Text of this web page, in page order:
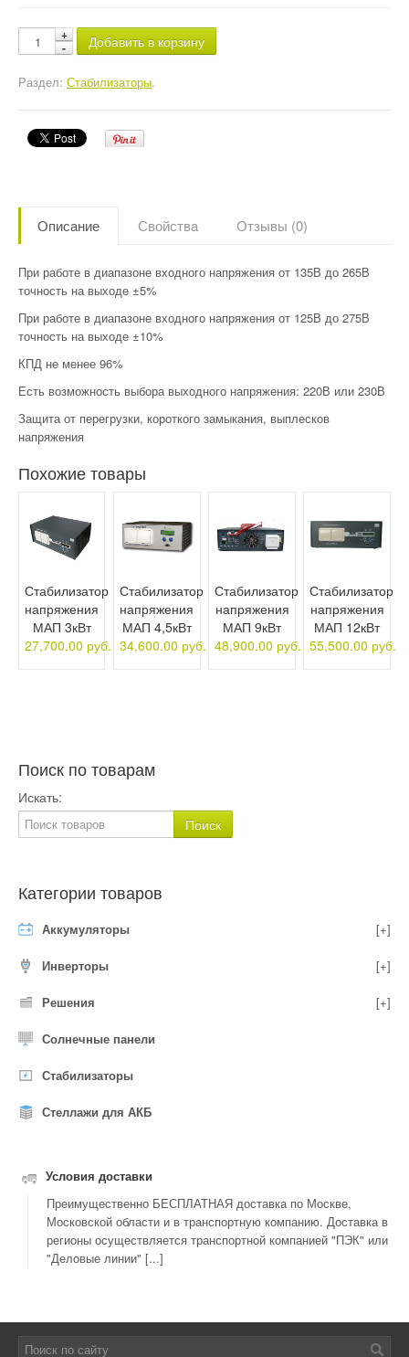
Добавить в корзину
Раздел: Стабилизаторы.
Описание Свойства Отзывы (0)
При работе в диапазоне входного напряжения от 135В до 265В
точность на выходе ±5%
При работе в диапазоне входного напряжения от 125В до 275В
точность на выходе ±10%
КПД не менее 96%
Есть возможность выбора выходного напряжения: 220В или 230В
Защита от перегрузки, короткого замыкания, выплесков
напряжения
Похожие товары
Стабилизатор
напряжения
МАП 3кВт
27,700.00 руб.
Стабилизатор
напряжения
МАП 4,5кВт
34,600.00 руб.
Стабилизатор
напряжения
МАП 9кВт
48,900.00 руб.
Стабилизатор
напряжения
МАП 12кВт
55,500.00 руб.
Поиск по товарам
Искать:
Категории товаров
Аккумуляторы [+]
Инверторы [+]
Решения [+]
Солнечные панели
Стабилизаторы
Стеллажи для АКБ
Условия доставки
Преимущественно БЕСПЛАТНАЯ доставка по Москве,
Московской области и в транспортную компанию. Доставка в
регионы осуществляется транспортной компанией "ПЭК" или
"Деловые линии" [...]